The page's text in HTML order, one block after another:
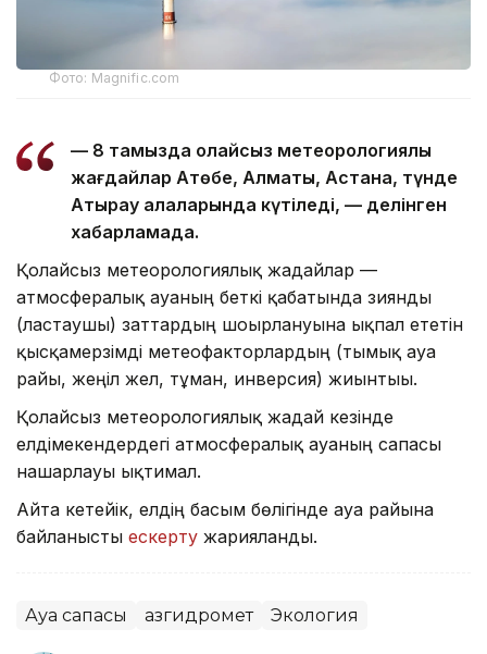
Фото: Magnific.com
— 8 тамызда қолайсыз метеорологиялық
жағдайлар Ақтөбе, Алматы, Астана, түнде
Атырау қалаларында күтіледі, — делінген
хабарламада.
Қолайсыз метеорологиялық жағдайлар —
атмосфералық ауаның беткі қабатында зиянды
(ластаушы) заттардың шоғырлануына ықпал ететін
қысқамерзімді метеофакторлардың (тымық ауа
райы, жеңіл жел, тұман, инверсия) жиынтығы.
Қолайсыз метеорологиялық жағдай кезінде
елдімекендердегі атмосфералық ауаның сапасы
нашарлауы ықтимал.
Айта кетейік, елдің басым бөлігінде ауа райына
байланысты ескерту жарияланды.
Ауа сапасы Қазгидромет Экология